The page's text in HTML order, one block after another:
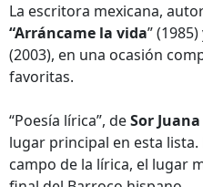
La escritora mexicana,
“Arráncame la vida”
(2003), en una ocasión
favoritas.
“Poesía lírica”, deSor
lugar principal en esta
campo de la lírica, el lugar